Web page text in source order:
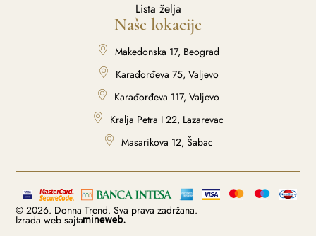
Lista želja
Naše lokacije
Makedonska 17, Beograd
Karađorđeva 75, Valjevo
Karađorđeva 117, Valjevo
Kralja Petra I 22, Lazarevac
Masarikova 12, Šabac
© 2026. Donna Trend. Sva prava zadržana.
Izrada web sajta